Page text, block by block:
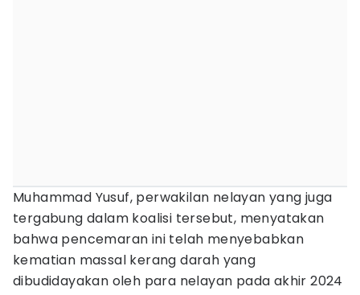
Muhammad Yusuf, perwakilan nelayan yang juga
tergabung dalam koalisi tersebut, menyatakan
bahwa pencemaran ini telah menyebabkan
kematian massal kerang darah yang
dibudidayakan oleh para nelayan pada akhir 2024